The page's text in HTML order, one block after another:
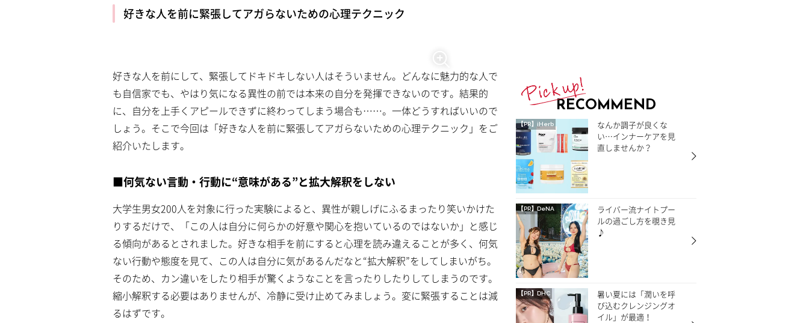
U
n
/
L
o
.
6
好きな人を前に緊張してアガらないための心理テクニック
好きな人を前にして、緊張してドキドキしない人はそういません。どんなに魅力的な人で
も自信家でも、やはり気になる異性の前では本来の自分を発揮できないのです。結果的
に、自分を上手くアピールできずに終わってしまう場合も……。一体どうすればいいので
しょう。そこで今回は「好きな人を前に緊張してアガらないための心理テクニック」をご
紹介いたします。
■何気ない言動・行動に“意味がある”と拡大解釈をしない
大学生男女200人を対象に行った実験によると、異性が親しげにふるまったり笑いかけた
りするだけで、「この人は自分に何らかの好意や関心を抱いているのではないか」と感じ
る傾向があるとされました。好きな相手を前にすると心理を読み違えることが多く、何気
ない行動や態度を見て、この人は自分に気があるんだなと“拡大解釈”をしてしまいがち。
そのため、カン違いをしたり相手が驚くようなことを言ったりしたりしてしまうのです。
縮小解釈する必要はありませんが、冷静に受け止めてみましょう。変に緊張することは減
るはずです。
RECOMMEND
【PR】iHerb
なんか調子が良くな
い…インナーケアを見
直しませんか？
【PR】DeNA
ライバー流ナイトプー
ルの過ごし方を覗き見
♪
【PR】DHC
暑い夏には「潤いを呼
び込むクレンジングオ
イル」が最適！